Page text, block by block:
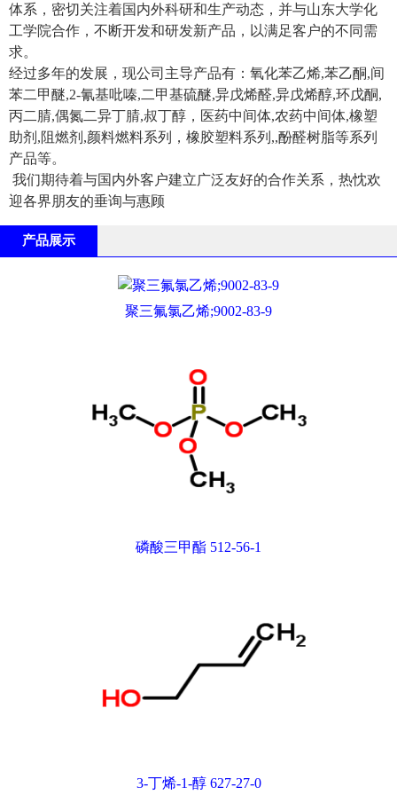
体系，密切关注着国内外科研和生产动态，并与山东大学化
工学院合作，不断开发和研发新产品，以满足客户的不同需
求。
经过多年的发展，现公司主导产品有：氧化苯乙烯,苯乙酮,间
苯二甲醚,2-氰基吡嗪,二甲基硫醚,异戊烯醛,异戊烯醇,环戊酮,
丙二腈,偶氮二异丁腈,叔丁醇，医药中间体,农药中间体,橡塑
助剂,阻燃剂,颜料燃料系列，橡胶塑料系列,,酚醛树脂等系列
产品等。
我们期待着与国内外客户建立广泛友好的合作关系，热忱欢
迎各界朋友的垂询与惠顾
产品展示
聚三氟氯乙烯;9002-83-9
磷酸三甲酯 512-56-1
3-丁烯-1-醇 627-27-0